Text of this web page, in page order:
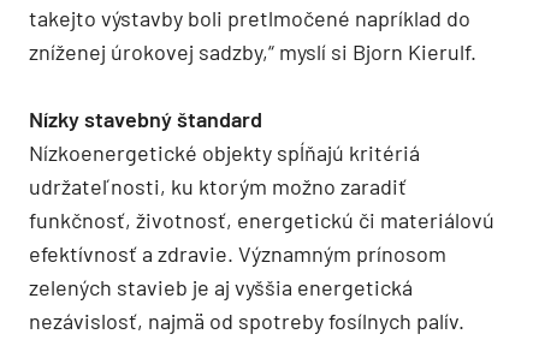
takejto výstavby boli pretlmočené napríklad do
zníženej úrokovej sadzby,“ myslí si Bjorn Kierulf.
Nízky stavebný štandard
Nízkoenergetické objekty spĺňajú kritériá
udržateľnosti, ku ktorým možno zaradiť
funkčnosť, životnosť, energetickú či materiálovú
efektívnosť a zdravie. Významným prínosom
zelených stavieb je aj vyššia energetická
nezávislosť, najmä od spotreby fosílnych palív.